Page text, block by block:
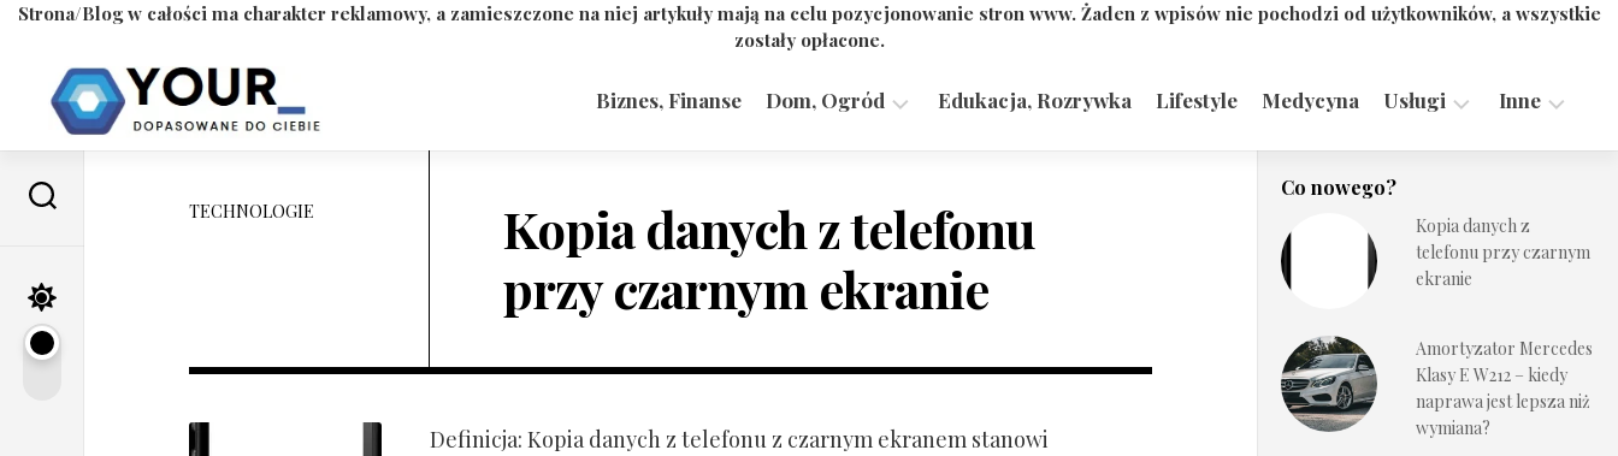
Strona/Blog w całości ma charakter reklamowy, a zamieszczone na niej artykuły mają na celu pozycjonowanie stron www. Żaden z wpisów nie pochodzi od użytkowników, a wszystkie
zostały opłacone.
content
Biznes, Finanse Dom, Ogród Edukacja, Rozrywka Lifestyle Medycyna Usługi
Technologie
Inne
TECHNOLOGIE
Kopia danych z telefonu
przy czarnym ekranie
Definicja: Kopia danych z telefonu z czarnym ekranem stanowi
Co nowego?
Kopia danych z
telefonu przy czarnym
ekranie
Amortyzator Mercedes
Klasy E W212 – kiedy
naprawa jest lepsza niż
wymiana?